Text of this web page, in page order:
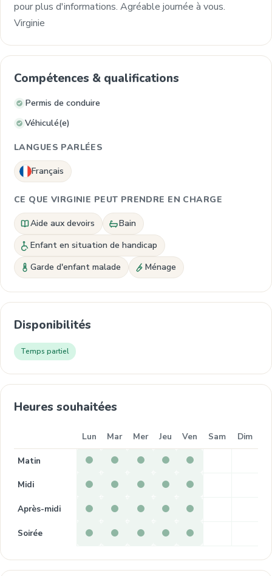
pour plus d'informations. Agréable journée à vous.
Virginie
Compétences & qualifications
Permis de conduire
Véhiculé(e)
LANGUES PARLÉES
Français
CE QUE VIRGINIE PEUT PRENDRE EN CHARGE
Aide aux devoirs
Bain
Enfant en situation de handicap
Garde d'enfant malade
Ménage
Disponibilités
Temps partiel
Heures souhaitées
Lun Mar Mer Jeu Ven Sam Dim
Matin
Midi
Après-midi
Soirée